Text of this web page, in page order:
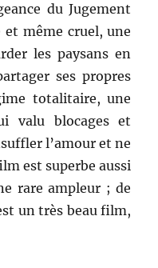
du Jugement
et même cruel, une
les paysans en
ses propres
totalitaire, une
valu blocages et
l’amour et ne
est superbe aussi
rare ampleur ; de
un très beau film,